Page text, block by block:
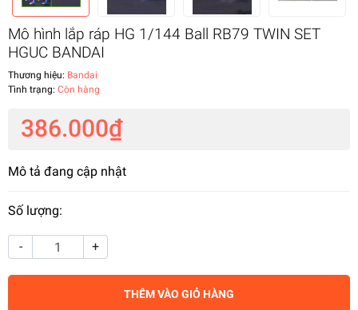
Mô hình lắp ráp HG 1/144 Ball RB79 TWIN SET
HGUC BANDAI
Thương hiệu: Bandai
Tình trạng: Còn hàng
386.000₫
Mô tả đang cập nhật
Số lượng:
- +
THÊM VÀO GIỎ HÀNG